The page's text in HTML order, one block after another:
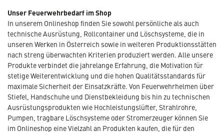
Unser Feuerwehrbedarf im Shop
In unserem Onlineshop finden Sie sowohl persönliche als auch
technische Ausrüstung, Rollcontainer und Löschsysteme, die in
unseren Werken in Österreich sowie in weiteren Produktionsstätten
nach streng überwachten Kriterien produziert werden. Alle unsere
Produkte verbindet die jahrelange Erfahrung, die Motivation für
stetige Weiterentwicklung und die hohen Qualitätsstandards für
maximale Sicherheit der Einsatzkräfte. Von Feuerwehrhelmen über
Stiefel, Handschuhe und Dienstbekleidung bis hin zu technischen
Ausrüstungsprodukten wie Hochleistungslüfter, Strahlrohre,
Pumpen, tragbare Löschsysteme oder Stromerzeuger können Sie
im Onlineshop eine Vielzahl an Produkten kaufen, die für den